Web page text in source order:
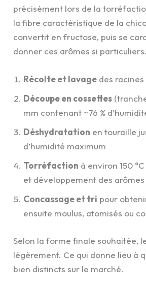
précisément lors de la
la fibre caractéristique de la
convertit en fructose, puis se
donner ces arômes si
Récolte et lavage des racines
Découpe en cossettes
mm contenant ~76 %
Déshydratation en touraille
d’humidité maximum
Torréfaction à environ 150
et développement des arômes
Concassage et tri pour
ensuite moulus, atomisés ou
Selon la forme finale souhaitée,
légèrement. Ce qui donne lieu à
bien distincts sur le marché.